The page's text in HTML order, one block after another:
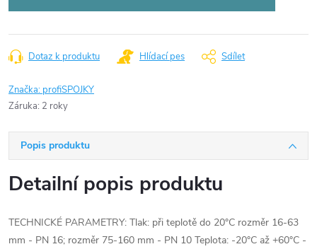
Dotaz k produktu Hlídací pes Sdílet
Značka: profiSPOJKY
Záruka: 2 roky
Popis produktu
Detailní popis produktu
TECHNICKÉ PARAMETRY: Tlak: při teplotě do 20°C rozměr 16-63
mm - PN 16; rozměr 75-160 mm - PN 10 Teplota: -20°C až +60°C -